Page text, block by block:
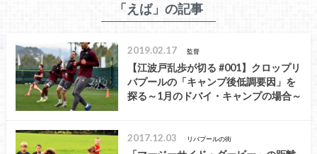
「えば」の記事
2019.02.17 監督
【江波戸乱歩が切る #001】クロップリ
バプールの「キャンプ後低調要因」を
探る～1月のドバイ・キャンプの場合～
2017.12.03 リバプールの街